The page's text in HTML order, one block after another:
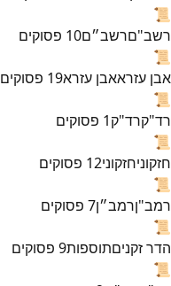
📜
רשב"םרשב״ם10 פסוקים
📜
אבן עזראאבן עזרא19 פסוקים
📜
רד"קרד"ק1 פסוקים
📜
חזקוניחזקוני12 פסוקים
📜
רמב"ןרמב״ן7 פסוקים
📜
הדר זקניםתוספות9 פסוקים
📜